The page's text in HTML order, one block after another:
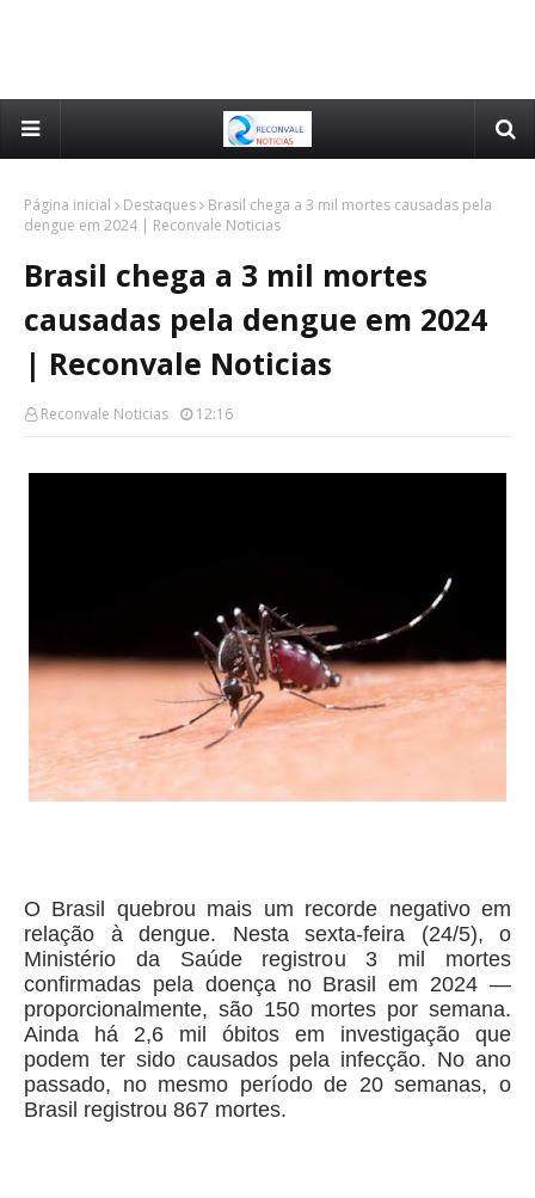
Página inicial Destaques
Brasil chega a 3 mil mortes causadas pela
dengue em 2024 | Reconvale Noticias
Brasil chega a 3 mil mortes
causadas pela dengue em 2024
| Reconvale Noticias
Reconvale Noticias 12:16
O Brasil quebrou mais um recorde negativo em
relação à dengue. Nesta sexta-feira (24/5), o
Ministério da Saúde registrou 3 mil mortes
confirmadas pela doença no Brasil em 2024 —
proporcionalmente, são 150 mortes por semana.
Ainda há 2,6 mil óbitos em investigação que
podem ter sido causados pela infecção. No ano
passado, no mesmo período de 20 semanas, o
Brasil registrou 867 mortes.